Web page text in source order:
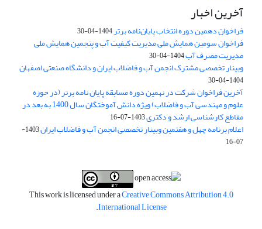
آخرین اخبار
فراخوان دهمین دوره انتخاب پایان‌نامه برتر1404-04-30
فراخوان سومین همایش ملی مدیریت کیفیت آب و پنجمین همایش ملی
مدیریت مصرف آب1404-04-30
وبینار تخصصی مشترک انجمن آب و فاضلاب ایران و دانشگاه صنعتی اصفهان
1404-04-30
آخرین فراخوان شرکت در نهمین دوره مسابقه پایان نامه برتر (در حوزه
علوم و مهندسی آب و فاضلاب) ویژه دانش آموختگان سال 1400 به بعد در
مقاطع کارشناسی ارشد و دکتری1403-07-16
اعلام برنامه چهل و هفتمین وبینار تخصصی انجمن آب و فاضلاب ایران
1403-
07-16
This work is licensed under aCreative Commons Attribution 4.0
International License
.